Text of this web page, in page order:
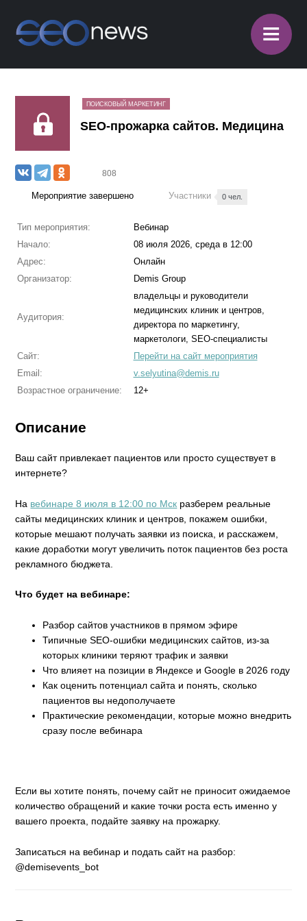
≡
ПОИСКОВЫЙ МАРКЕТИНГ
SEO-прожарка сайтов. Медицина
808
Мероприятие завершено Участники 0 чел.
Тип мероприятия:
Вебинар
Начало:
08 июля 2026, среда в 12:00
Адрес:
Онлайн
Организатор:
Demis Group
Аудитория:
владельцы и руководители
медицинских клиник и центров,
директора по маркетингу,
маркетологи, SEO-специалисты
Сайт:
Перейти на сайт мероприятия
Email:
v.selyutina@demis.ru
Возрастное ограничение:
12+
Описание
Ваш сайт привлекает пациентов или просто существует в
интернете?
На вебинаре 8 июля в 12:00 по Мск разберем реальные
сайты медицинских клиник и центров, покажем ошибки,
которые мешают получать заявки из поиска, и расскажем,
какие доработки могут увеличить поток пациентов без роста
рекламного бюджета.
Что будет на вебинаре:
Разбор сайтов участников в прямом эфире
Типичные SEO-ошибки медицинских сайтов, из-за
которых клиники теряют трафик и заявки
Что влияет на позиции в Яндексе и Google в 2026 году
Как оценить потенциал сайта и понять, сколько
пациентов вы недополучаете
Практические рекомендации, которые можно внедрить
сразу после вебинара
Если вы хотите понять, почему сайт не приносит ожидаемое
количество обращений и какие точки роста есть именно у
вашего проекта, подайте заявку на прожарку.
Записаться на вебинар и подать сайт на разбор:
@demisevents_bot